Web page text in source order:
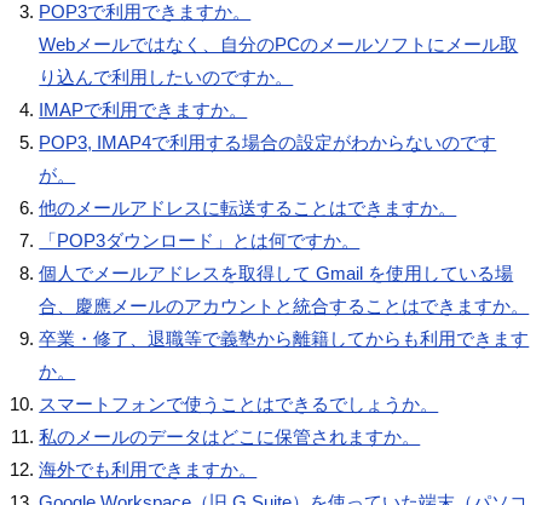
POP3で利用できますか。
Webメールではなく、自分のPCのメールソフトにメール取
り込んで利用したいのですか。
IMAPで利用できますか。
POP3, IMAP4で利用する場合の設定がわからないのです
が。
他のメールアドレスに転送することはできますか。
「POP3ダウンロード」とは何ですか。
個人でメールアドレスを取得して Gmail を使用している場
合、慶應メールのアカウントと統合することはできますか。
卒業・修了、退職等で義塾から離籍してからも利用できます
か。
スマートフォンで使うことはできるでしょうか。
私のメールのデータはどこに保管されますか。
海外でも利用できますか。